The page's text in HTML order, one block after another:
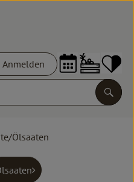
Anmelden
oder
Ölsaaten